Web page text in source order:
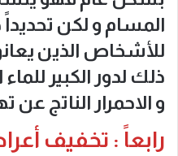
المسام و لكن
للأشخاص الذين
ذلك لدور الكبير
و الاحمرار الناتج عن
رابعاً : تخفيف